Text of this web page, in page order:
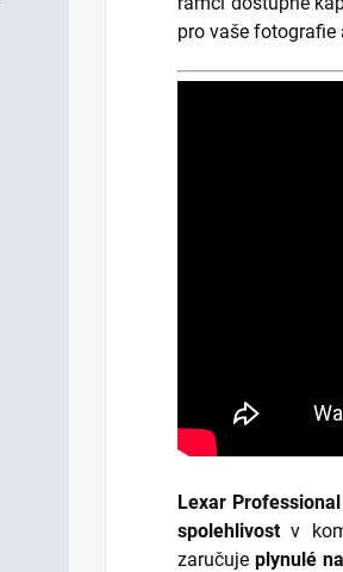
pro vaše fotografie
Lexar
spolehlivostv
zaručuje plynulé